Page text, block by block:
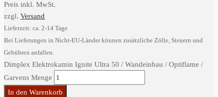
Preis inkl. MwSt.
zzgl. Versand
Lieferzeit: ca. 2-14 Tage
Bei Lieferungen in Nicht-EU-Länder können zusätzliche Zölle, Steuern und
Gebühren anfallen.
Dimplex Elektrokamin Ignite Ultra 50 / Wandeinbau / Optiflame /
Garvens Menge
In den Warenkorb